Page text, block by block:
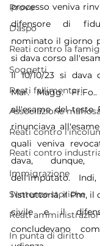
Prove
Daspo
Reati contro la
Soggetti
Reati fallimentari
Associazione
Reati contro
Reati contro
Immigrazione
Sentenze storiche
Reati
In punta di diritto
processo veniva
difensore di
nominato il giorno
si dava corso
Il 10/10/23 si dava
Mar. Magg. Fr.Fo
all'esame del teste
rinunciava
quali veniva
dava, dunque,
dell'imputato.
l'istruttoria, il Pm, il
civile e il
concludevano